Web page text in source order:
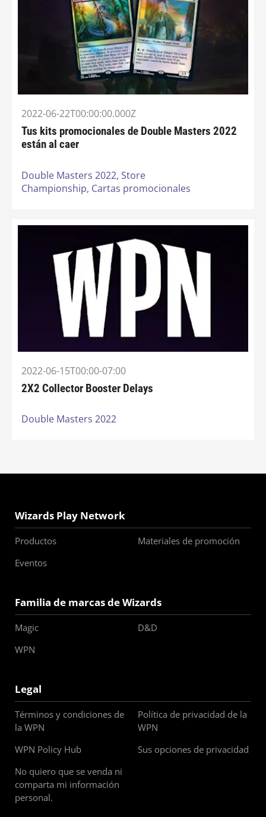
2022-06-22T00:00:00.000Z
Tus kits promocionales de Double Masters 2022
están al caer
Double Masters 2022, Store
Championship, Cartas promocionales
2022-06-15T00:00-07:00
2X2 Collector Booster Delays
Double Masters 2022
Wizards Play Network
Productos
Materiales de promoción
Eventos
Familia de marcas de Wizards
Magic
D&D
WPN
Legal
Términos y condiciones de
la WPN
Política de privacidad de la
WPN
WPN Policy Hub
Sus opciones de privacidad
No quiero que se venda ni
comparta mi información
personal.